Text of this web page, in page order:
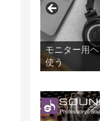
モニター用
使う
Earpodsの音